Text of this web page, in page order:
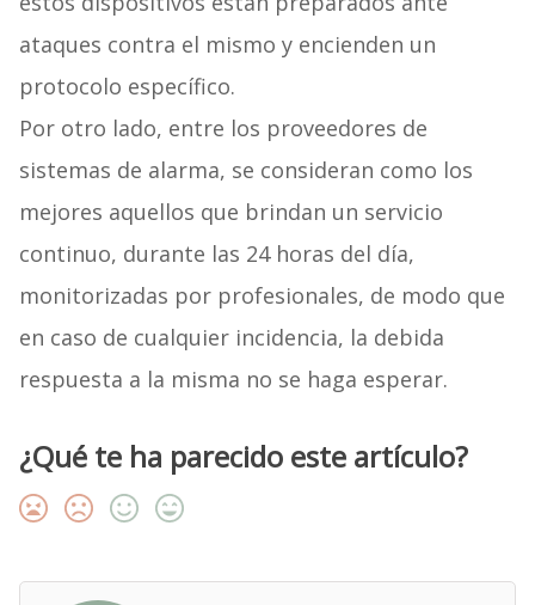
ataques contra el mismo y encienden un
protocolo específico.
Por otro lado, entre los proveedores de
sistemas de alarma, se consideran como los
mejores aquellos que brindan un servicio
continuo, durante las 24 horas del día,
monitorizadas por profesionales, de modo que
en caso de cualquier incidencia, la debida
respuesta a la misma no se haga esperar.
¿Qué te ha parecido este artículo?